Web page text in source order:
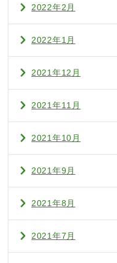
2022年2月
2022年1月
2021年12月
2021年11月
2021年10月
2021年9月
2021年8月
2021年7月